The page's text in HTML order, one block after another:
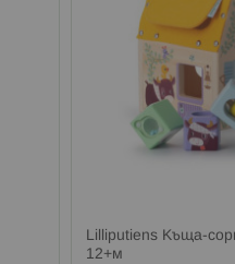
Lilliputiens Къща-
12+м